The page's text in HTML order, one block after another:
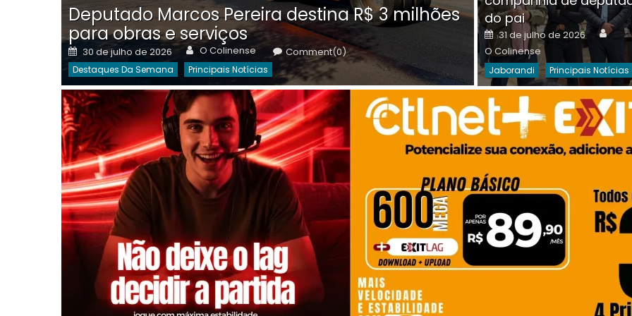
Deputado Marcos Pereira destina R$ 3 milhões
para obras e serviços
Posted
on
30 de julho de 2026 Author
O Colinense Comment(0)
Destaques Da Semana Principais Notícias
on
30 de julho de 2026 O
Destaques Da Semana
do pai
Posted
on
31 de julho de 2026
O Colinense
Jaborandi Principais Notícias